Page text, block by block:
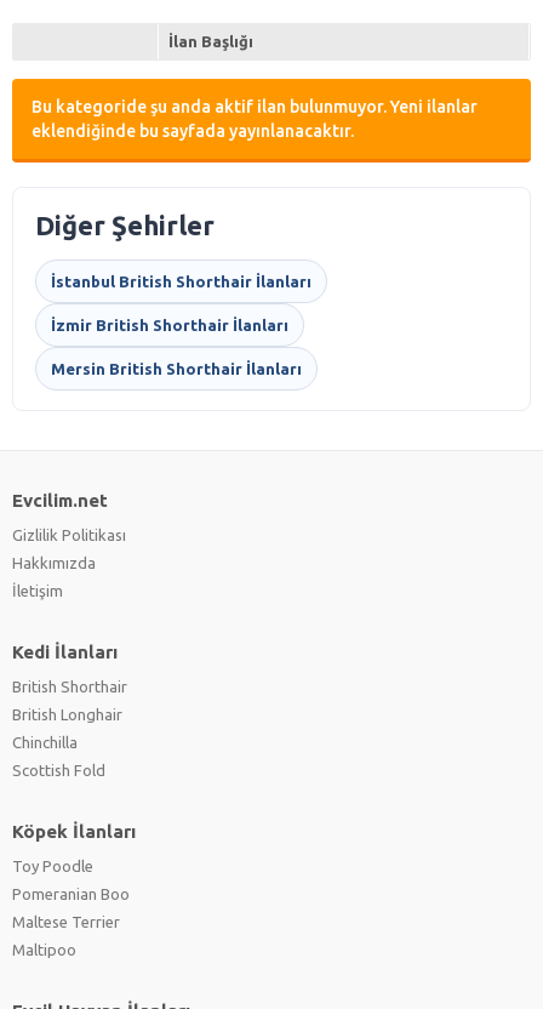
İlan Başlığı
Bu kategoride şu anda aktif ilan bulunmuyor. Yeni ilanlar
eklendiğinde bu sayfada yayınlanacaktır.
Diğer Şehirler
İstanbul British Shorthair İlanları
İzmir British Shorthair İlanları
Mersin British Shorthair İlanları
Evcilim.net
Gizlilik Politikası
Hakkımızda
İletişim
Kedi İlanları
British Shorthair
British Longhair
Chinchilla
Scottish Fold
Köpek İlanları
Toy Poodle
Pomeranian Boo
Maltese Terrier
Maltipoo